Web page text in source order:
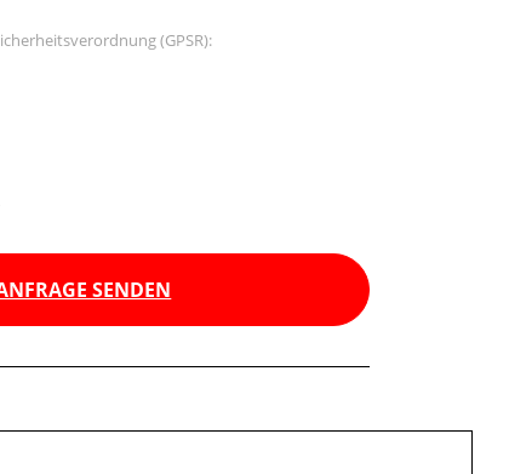
(GPSR):
SENDEN